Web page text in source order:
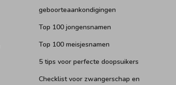
geboorteaankondigingen
Top 100 jongensnamen
Top 100 meisjesnamen
5 tips voor perfecte doopsuikers
Checklist voor zwangerschap en